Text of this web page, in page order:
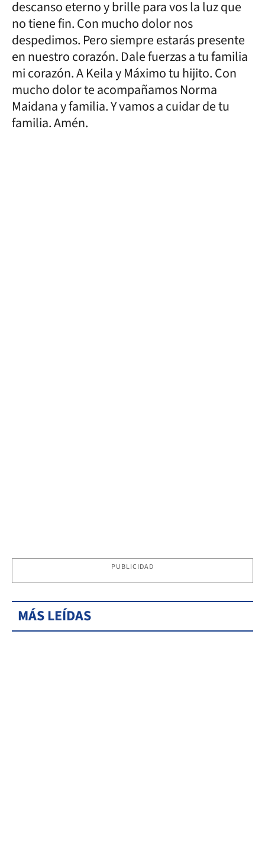
descanso eterno y brille para vos la luz que
no tiene fin. Con mucho dolor nos
despedimos. Pero siempre estarás presente
en nuestro corazón. Dale fuerzas a tu familia
mi corazón. A Keila y Máximo tu hijito. Con
mucho dolor te acompañamos Norma
Maidana y familia. Y vamos a cuidar de tu
familia. Amén.
PUBLICIDAD
MÁS LEÍDAS